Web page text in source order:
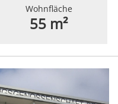
Wohnfläche
55 m²